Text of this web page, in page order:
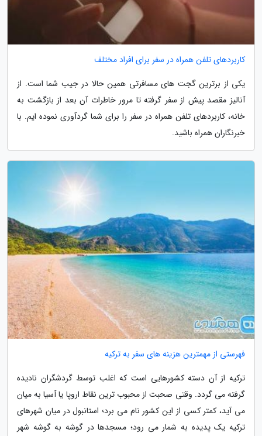
کاربردهای تلفن همراه در سفر برای افراد مختلف
یکی از برترین گجت های مسافرتی همین حالا در جیب شما است. از
آنالیز مقصد پیش از سفر گرفته تا مرور خاطرات آن بعد از بازگشت به
خانه، کاربردهای تلفن همراه در سفر را برای شما گردآوری نموده ایم. با
خبرنگاران همراه باشید.
فهرستی از مهمترین هزینه های سفر به ترکیه
ترکیه از آن دسته کشورهایی است که اغلب توسط گردشگران نادیده
گرفته می گردد. وقتی صحبت از محبوب ترین نقاط اروپا یا آسیا به میان
می آید، کمتر کسی از این کشور نام می برد؛ استانبول در میان شهرهای
ترکیه یک پدیده به شمار می رود؛ مسجدها در گوشه به گوشه شهر